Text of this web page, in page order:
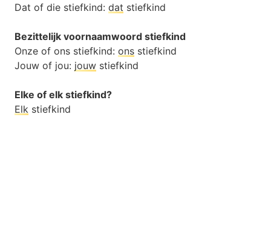
Dat of die stiefkind: dat stiefkind
Bezittelijk voornaamwoord stiefkind
Onze of ons stiefkind: ons stiefkind
Jouw of jou: jouw stiefkind
Elke of elk stiefkind?
Elk stiefkind